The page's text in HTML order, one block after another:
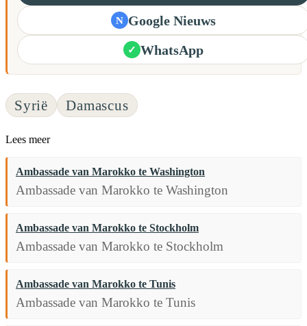
N Google Nieuws
✓ WhatsApp
Syrië Damascus
Lees meer
Ambassade van Marokko te Washington
Ambassade van Marokko te Washington
Ambassade van Marokko te Stockholm
Ambassade van Marokko te Stockholm
Ambassade van Marokko te Tunis
Ambassade van Marokko te Tunis